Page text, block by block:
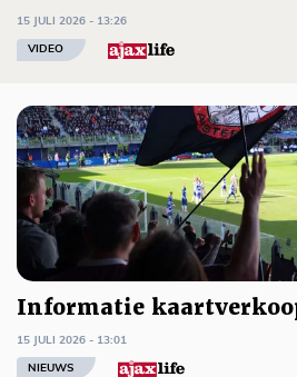
15 JULI 2026 - 13:26
VIDEO
Informatie
15 JULI 2026 - 13:01
NIEUWS